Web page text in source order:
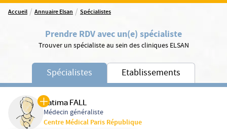
Accueil / Annuaire Elsan / Spécialistes
Prendre RDV avec un(e) spécialiste
Trouver un spécialiste au sein des cliniques ELSAN
Spécialistes Etablissements
Fatima FALL
Médecin généraliste
Centre Médical Paris République